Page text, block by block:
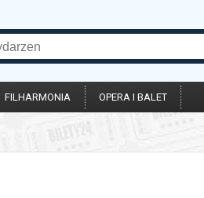
FILHARMONIA OPERA I BALET